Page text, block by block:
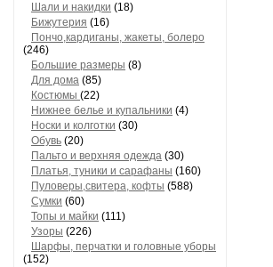
Шали и накидки (18)
Бижутерия (16)
Пончо,кардиганы, жакеты, болеро
(246)
Большие размеры (8)
Для дома (85)
Костюмы (22)
Нижнее белье и купальники (4)
Носки и колготки (30)
Обувь (20)
Пальто и верхняя одежда (30)
Платья, туники и сарафаны (160)
Пуловеры,свитера, кофты (588)
Сумки (60)
Топы и майки (111)
Узоры (226)
Шарфы, перчатки и головные уборы
(152)